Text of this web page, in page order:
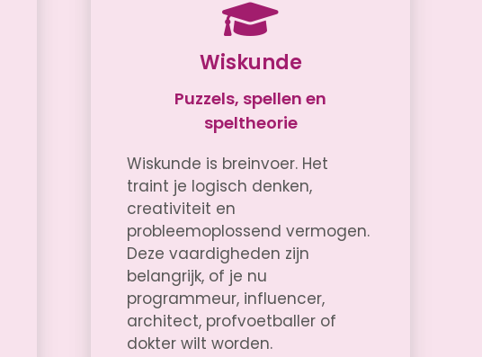
Wiskunde
Puzzels, spellen en
speltheorie
Wiskunde is breinvoer. Het
traint je logisch denken,
creativiteit en
probleemoplossend vermogen.
Deze vaardigheden zijn
belangrijk, of je nu
programmeur, influencer,
architect, profvoetballer of
dokter wilt worden.